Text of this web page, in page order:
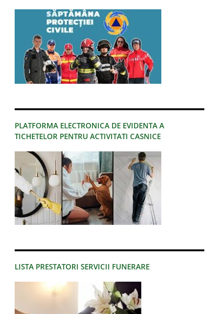
PLATFORMA ELECTRONICA DE EVIDENTA A
TICHETELOR PENTRU ACTIVITATI CASNICE
LISTA PRESTATORI SERVICII FUNERARE